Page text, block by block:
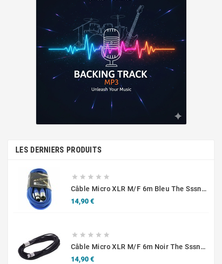
LES DERNIERS PRODUITS
    
Câble Micro XLR M/F 6m Bleu The Sssnake SM6BL
14,90 €Prix
    
Câble Micro XLR M/F 6m Noir The Sssnake SM6BK
14,90 €Prix